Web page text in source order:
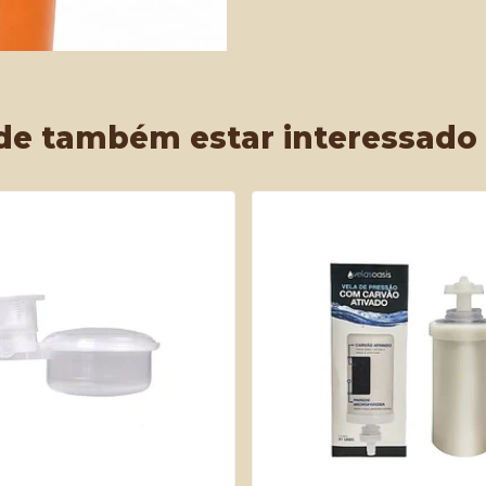
também estar interessado